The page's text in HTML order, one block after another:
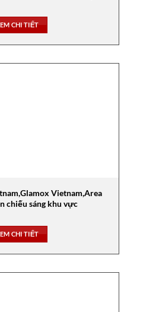
CHI TIẾT
Vietnam,Area
chiếu sáng khu vực
CHI TIẾT